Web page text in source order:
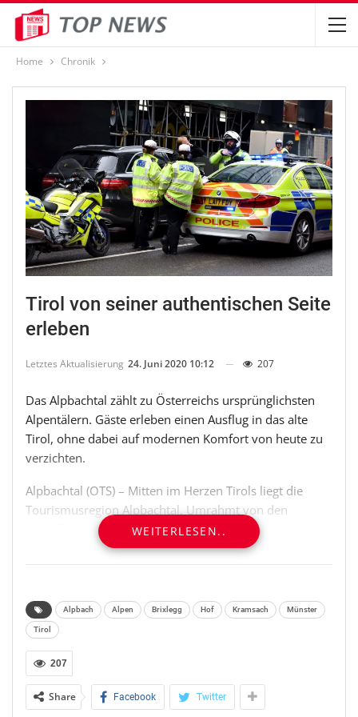
Home Chronik
Tirol von seiner authentischen Seite
erleben
Letztes Aktualisierung 24. Juni 2020 10:12 207
Das Alpbachtal zählt zu Österreichs ursprünglichsten
Alpentälern. Gäste erleben einen Ausflug in das alte
Tirol, ohne dabei auf modernen Komfort von heute zu
verzichten.
Alpbachtal (OTS) – Mitten im Herzen Tirols liegt die
Tourismusregion Alpbachtal. Umrahmt von den
schroffen Berggipfeln des Rofangebirges und den
grünen Grasbergen der Kitzbüheler Alpen ist die Region
mit ihren zehn Orten ein ganz besonderes Kleinod.
und urige Almen gehören zum unverwechselbaren
Landschaftsbild. Wanderer erobern sich die Berge.
Badeseen zum Schwimmen ein. Tradition wird hier
gelebt, wie kaum anderswo.
WEITERLESEN..
Alpbach Alpen Brixlegg Hof Kramsach Münster
Tirol
207
Share Facebook Twitter